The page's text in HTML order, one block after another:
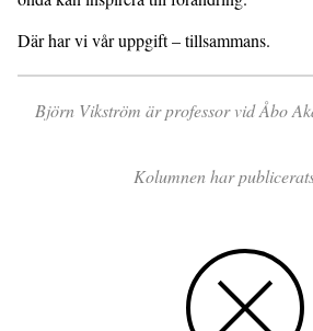
Där har vi vår uppgift – tillsammans.
Björn Vikström är professor vid Åbo
Kolumnen har